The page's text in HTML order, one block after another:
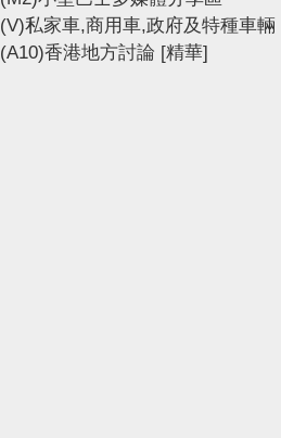
(V)私家車,商用車,政府及特種車輛
(A10)香港地方討論 [精華]